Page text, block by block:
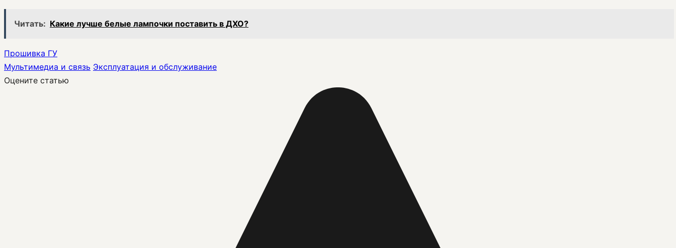
Читать: Какие лучше белые лампочки поставить в ДХО?
Прошивка ГУ
Мультимедиа и связь Эксплуатация и обслуживание
Оцените статью